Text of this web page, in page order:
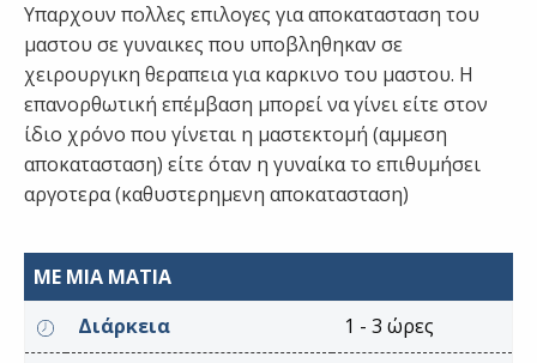
Υπαρχουν πολλες επιλογες για αποκατασταση του
μαστου σε γυναικες που υποβληθηκαν σε
χειρουργικη θεραπεια για καρκινο του μαστου. Η
επανορθωτική επέμβαση μπορεί να γίνει είτε στον
ίδιο χρόνο που γίνεται η μαστεκτομή (αμμεση
αποκατασταση) είτε όταν η γυναίκα το επιθυμήσει
αργοτερα (καθυστερημενη αποκατασταση)
ΜΕ ΜΙΑ ΜΑΤΙΑ
Διάρκεια
1 - 3 ώρες